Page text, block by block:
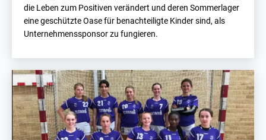
die Leben zum Positiven verändert und deren Sommerlager
eine geschützte Oase für benachteiligte Kinder sind, als
Unternehmenssponsor zu fungieren.